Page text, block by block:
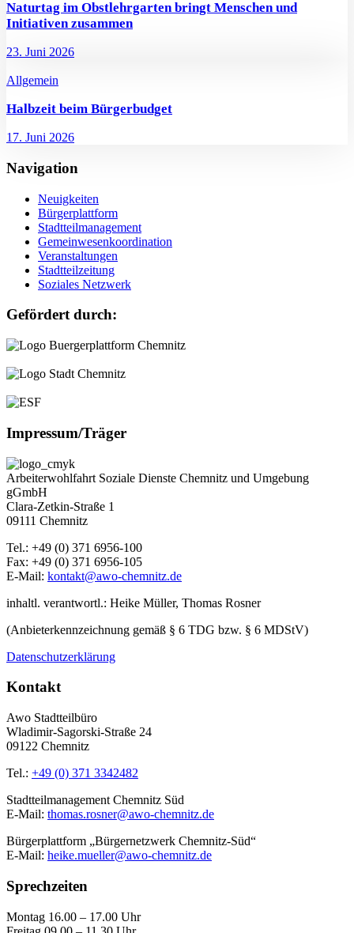
Naturtag im Obstlehrgarten bringt Menschen und
Initiativen zusammen
23. Juni 2026
Allgemein
Halbzeit beim Bürgerbudget
17. Juni 2026
Navigation
Neuigkeiten
Bürgerplattform
Stadtteilmanagement
Gemeinwesenkoordination
Veranstaltungen
Stadtteilzeitung
Soziales Netzwerk
Gefördert durch:
Impressum/Träger
Arbeiterwohlfahrt Soziale Dienste Chemnitz und Umgebung
gGmbH
Clara-Zetkin-Straße 1
09111 Chemnitz
Tel.: +49 (0) 371 6956-100
Fax: +49 (0) 371 6956-105
E-Mail: kontakt@awo-chemnitz.de
inhaltl. verantwortl.: Heike Müller, Thomas Rosner
(Anbieterkennzeichnung gemäß § 6 TDG bzw. § 6 MDStV)
Datenschutzerklärung
Kontakt
Awo Stadtteilbüro
Wladimir-Sagorski-Straße 24
09122 Chemnitz
Tel.: +49 (0) 371 3342482
Stadtteilmanagement Chemnitz Süd
E-Mail: thomas.rosner@awo-chemnitz.de
Bürgerplattform „Bürgernetzwerk Chemnitz-Süd“
E-Mail: heike.mueller@awo-chemnitz.de
Sprechzeiten
Montag 16.00 – 17.00 Uhr